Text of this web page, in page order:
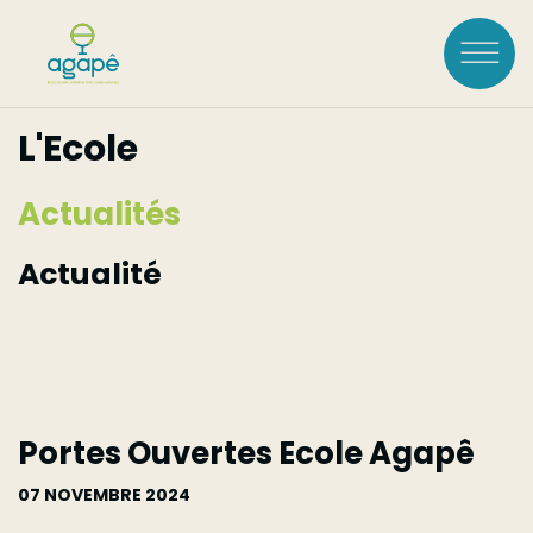
contenu
principal
Rechercher :
LOGIN
Historique
Équipe
Accréditations
COURS À LA CARTE
L'Ecole
Actualités
Actualité
Portes Ouvertes Ecole Agapê
07 NOVEMBRE 2024